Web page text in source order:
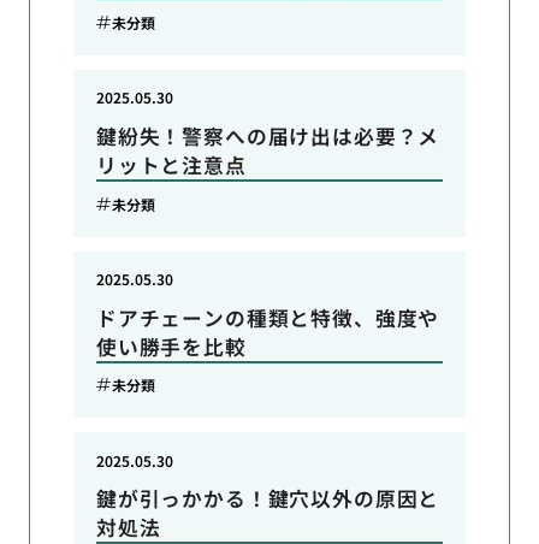
未分類
鍵紛失！警察への届け出は必要？メ
リットと注意点
2025.05.30
未分類
ドアチェーンの種類と特徴、強度や
使い勝手を比較
2025.05.30
未分類
鍵が引っかかる！鍵穴以外の原因と
対処法
2025.05.30